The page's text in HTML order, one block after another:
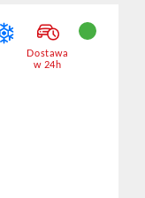
Dostawa
w 24h